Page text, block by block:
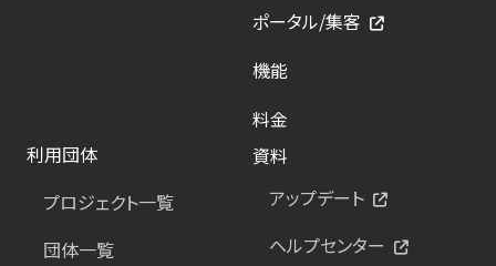
ポータル/集客
機能
料金
利用団体
プロジェクト一覧
団体一覧
資料
アップデート
ヘルプセンター